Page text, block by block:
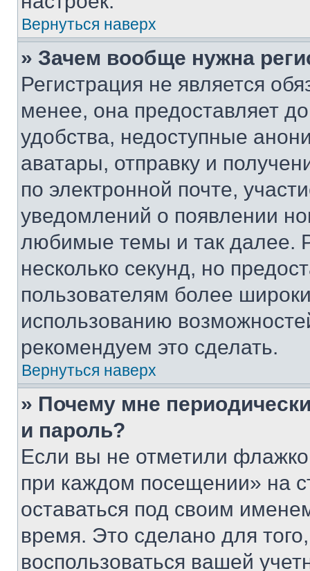
Вернуться наверх
» Зачем вообще нужна
Регистрация не является
менее, она предоставляет
удобства, недоступные
аватары, отправку и
по электронной почте,
уведомлений о появлении
любимые темы и так далее.
несколько секунд, но
пользователям более
использованию
рекомендуем это сделать.
Вернуться наверх
» Почему мне
и пароль?
Если вы не отметили
при каждом посещении» на
оставаться под своим
время. Это сделано для
воспользоваться вашей